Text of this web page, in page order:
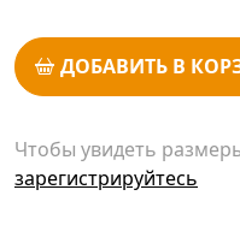
ДОБАВИТЬ В
Чтобы увидеть
зарегистрируйтесь